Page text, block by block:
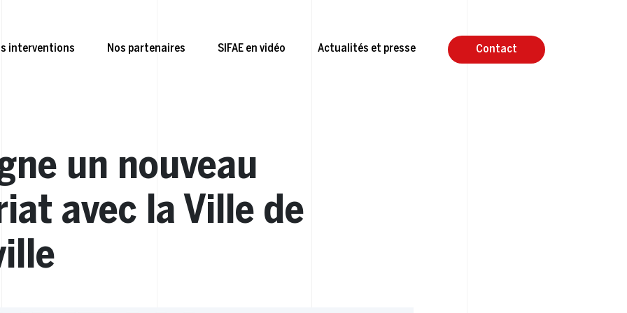
interventions Nos partenaires SIFAE en vidéo Actualités et presse Contact
un nouveau
avec la Ville de